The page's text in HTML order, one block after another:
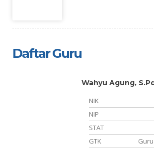
Daftar Guru
Wahyu Agung,
NIK
NIP
STAT
GTK